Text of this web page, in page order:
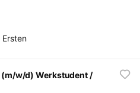
w/d) Werkstudent /